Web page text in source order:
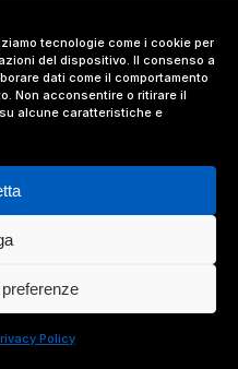
tecnologie come i cookie per
del dispositivo. Il consenso a
dati come il comportamento
Non acconsentire o ritirare il
alcune caratteristiche e
Policy
Rights Reserved.